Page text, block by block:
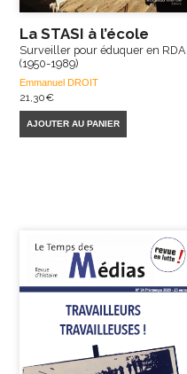
La STASI à l’école
Surveiller pour éduquer en RDA
(1950-1989)
Emmanuel DROIT
21,30€
AJOUTER AU PANIER